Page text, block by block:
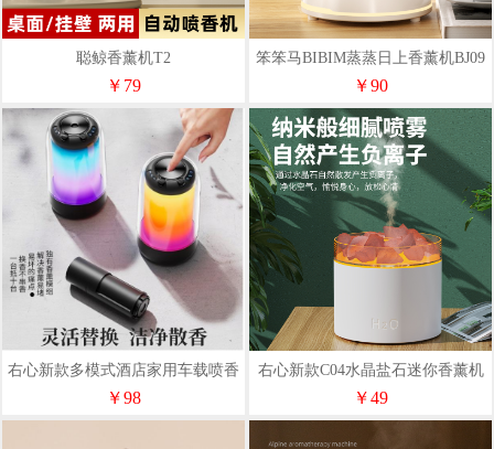
聪鲸香薰机T2
￥79
笨笨马BIBIM蒸蒸日上香薰机BJ09
￥90
右心新款多模式酒店家用车载喷香
机香薰机可定制LOGO
￥98
右心新款C04水晶盐石迷你香薰机
精油加湿器可定制LOGO
￥49